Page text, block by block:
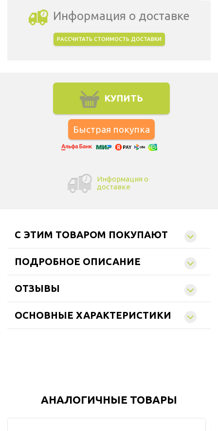
Информация о доставке
РАССЧИТАТЬ СТОИМОСТЬ ДОСТАВКИ
КУПИТЬ
Информация о
доставке
C ЭТИМ ТОВАРОМ ПОКУПАЮТ
ПОДРОБНОЕ ОПИСАНИЕ
ОТЗЫВЫ
ОСНОВНЫЕ ХАРАКТЕРИСТИКИ
АНАЛОГИЧНЫЕ ТОВАРЫ